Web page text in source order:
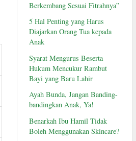
Berkembang Sesuai Fitrahnya”
5 Hal Penting yang Harus
Diajarkan Orang Tua kepada
Anak
Syarat Mengurus Beserta
Hukum Mencukur Rambut
Bayi yang Baru Lahir
Ayah Bunda, Jangan Banding-
bandingkan Anak, Ya!
Benarkah Ibu Hamil Tidak
Boleh Menggunakan Skincare?